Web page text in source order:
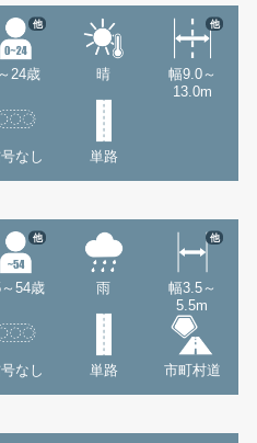
24歳
他
晴
幅9.0～
13.0m
他
なし 単路
54歳
他
雨
幅3.5～
5.5m
他
なし 単路 市町村道